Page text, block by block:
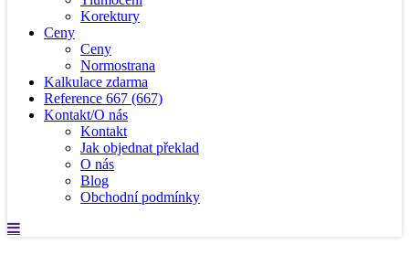
Korektury
Ceny
Ceny
Normostrana
Kalkulace zdarma
Reference 667 (667)
Kontakt/O nás
Kontakt
Jak objednat překlad
O nás
Blog
Obchodní podmínky